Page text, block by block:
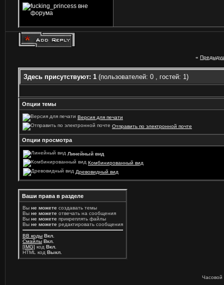
«
Здесь присутствуют: 1 (пользователей: 0 , гостей: 1)
Опции темы
Версия для печати
Отправить по электронной почте
Опции просмотра
Линейный вид
Комбинированный вид
Древовидный вид
Ваши права в разделе
Вы не можете создавать темы
Вы не можете отвечать на сообщения
Вы не можете прикреплять файлы
Вы не можете редактировать сообщения
BB коды Вкл.
Смайлы Вкл.
[IMG] код Вкл.
HTML код Выкл.
Часовой